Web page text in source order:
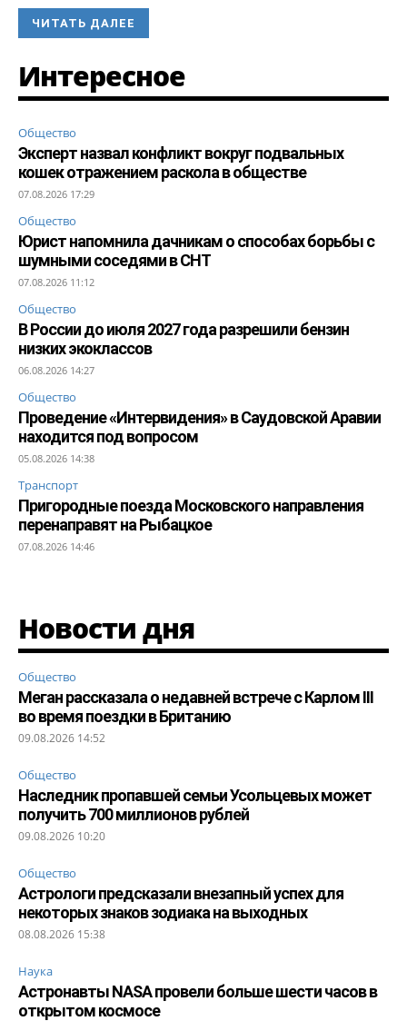
ЧИТАТЬ ДАЛЕЕ
Интересное
Общество
Эксперт назвал конфликт вокруг подвальных
кошек отражением раскола в обществе
07.08.2026 17:29
Общество
Юрист напомнила дачникам о способах борьбы с
шумными соседями в СНТ
07.08.2026 11:12
Общество
В России до июля 2027 года разрешили бензин
низких экоклассов
06.08.2026 14:27
Общество
Проведение «Интервидения» в Саудовской Аравии
находится под вопросом
05.08.2026 14:38
Транспорт
Пригородные поезда Московского направления
перенаправят на Рыбацкое
07.08.2026 14:46
Новости дня
Общество
Меган рассказала о недавней встрече с Карлом III
во время поездки в Британию
09.08.2026 14:52
Общество
Наследник пропавшей семьи Усольцевых может
получить 700 миллионов рублей
09.08.2026 10:20
Общество
Астрологи предсказали внезапный успех для
некоторых знаков зодиака на выходных
08.08.2026 15:38
Наука
Астронавты NASA провели больше шести часов в
открытом космосе